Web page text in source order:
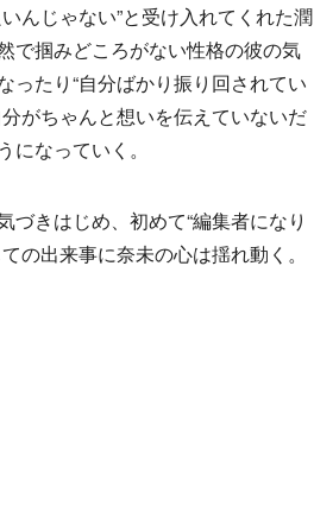
んじゃない”と受け入れてくれた潤
で掴みどころがない性格の彼の気
ったり“自分ばかり振り回されてい
がちゃんと想いを伝えていないだ
なっていく。
きはじめ、初めて“編集者になり
の出来事に奈未の心は揺れ動く。